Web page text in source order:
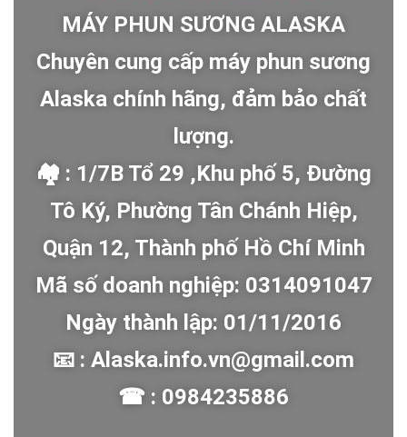
MÁY PHUN SƯƠNG ALASKA
Chuyên cung cấp máy phun sương
Alaska chính hãng, đảm bảo chất
lượng.
🏘 : 1/7B Tổ 29 ,Khu phố 5, Đường
Tô Ký, Phường Tân Chánh Hiệp,
Quận 12, Thành phố Hồ Chí Minh
Mã số doanh nghiệp: 0314091047
Ngày thành lập: 01/11/2016
📧 : Alaska.info.vn@gmail.com
☎ : 0984235886